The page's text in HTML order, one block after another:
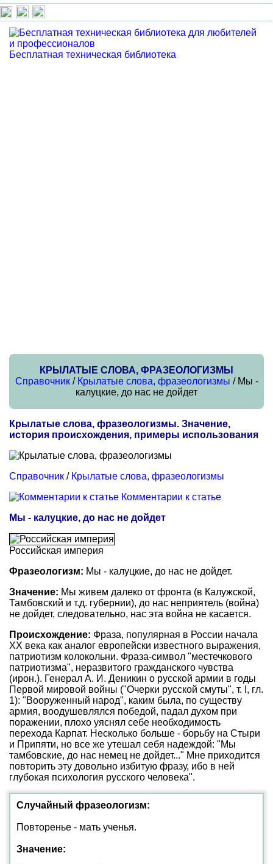
Бесплатная техническая библиотека
КРЫЛАТЫЕ СЛОВА, ФРАЗЕОЛОГИЗМЫ
Справочник/ Крылатые слова, фразеологизмы / Мы -
калуцкие, до нас не дойдет
Крылатые слова, фразеологизмы. Значение,
история происхождения, примеры использования
Справочник / Крылатые слова, фразеологизмы
Комментарии к статье
Мы - калуцкие, до нас не дойдет
Российская империя
Фразеологизм: Мы - калуцкие, до нас не дойдет.
Значение: Мы живем далеко от фронта (в Калужской,
Тамбовский и т.д. губернии), до нас неприятель (война)
не дойдет, следовательно, нас эта война не касается.
Происхождение: Фраза, популярная в России начала
XX века как аналог европейски известного выражения,
патриотизм колокольни. Фраза-символ "местечкового
патриотизма", неразвитого гражданского чувства
(ирон.). Генерал А. И. Деникин о русской армии в годы
Первой мировой войны ("Очерки русской смуты", т. I, гл.
1): "Вооруженный народ", каким была, по существу
армия, воодушевлялся победой, падал духом при
поражении, плохо уяснял себе необходимость
перехода Карпат. Несколько больше - борьбу на Стыри
и Припяти, но все же утешал себя надеждой: "Мы
тамбовские, до нас немец не дойдет..." Мне приходится
повторить эту довольно избитую фразу, ибо в ней
глубокая психология русского человека".
Случайный фразеологизм:
Повторенье - мать ученья.
Значение: